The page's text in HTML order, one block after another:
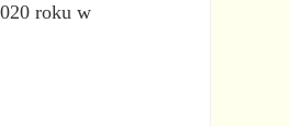
roku w